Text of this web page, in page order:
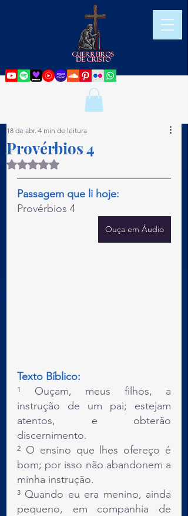
Provérbios 4
18 de abr. 4 min de leitura
Avaliado com NaN de 5 estrelas.
Passagem que li hoje:
Provérbios 4
Ouça em Áudio
Texto Bíblico:
¹ Ouçam, meus filhos, a
instrução de um pai; estejam
atentos, e obterão
discernimento.
² O ensino que lhes ofereço é
bom; por isso não abandonem a
minha instrução.
³ Quando eu era menino, ainda
pequeno, em companhia de